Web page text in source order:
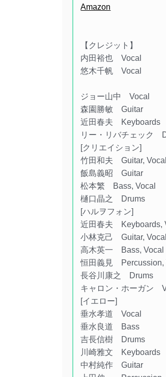
Amazon
【クレジット】
内田裕也 Vocal
悠木千帆 Vocal
ジョー山中 Vocal
森園勝敏 Guitar
近田春夫 Keyboards
リー・リバチェック
[クリエイション]
竹田和夫 Guitar, Vocal
飯島義昭 Guitar
松本繁 Bass, Vocal
樋口晶之 Drums
[ハルヲフォン]
近田春夫 Keyboards,
小林克己 Guitar, Vocal
高木英一 Bass, Vocal
恒田義見 Percussion,
長谷川康之 Drums
キャロン・ホーガン
[イエロー]
垂水孝道 Vocal
垂水良道 Bass
吉長信樹 Drums
川崎雅文 Keyboards
中村純作 Guitar